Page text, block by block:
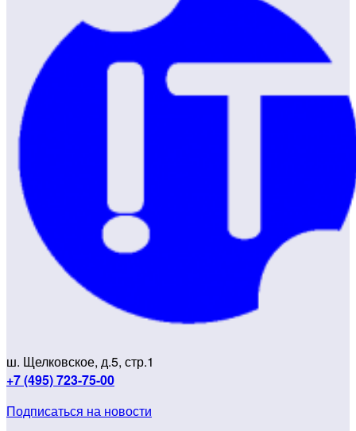
ш. Щелковское, д.5, стр.1
+7 (495) 723-75-00
Подписаться на новости